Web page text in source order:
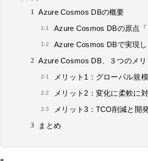
Azure Cosmos DBの概要
Azure Cosmos DBの原点
Azure Cosmos DBで実現
Azure Cosmos DB、３つのメ
メリット1：グローバル規
メリット2：変化に柔軟に
メリット3：TCO削減と開
まとめ